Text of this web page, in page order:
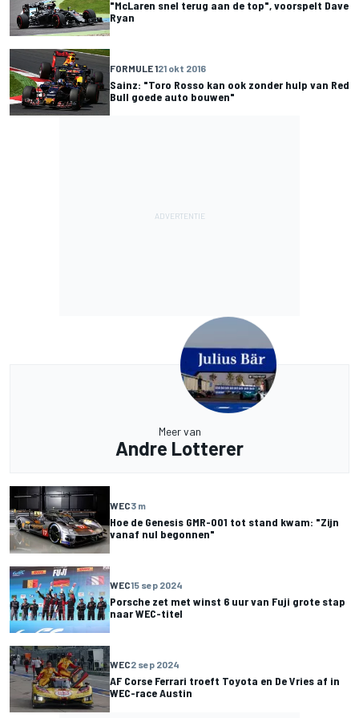
"McLaren snel terug aan de top", voorspelt Dave
Ryan
FORMULE 121 okt 2016
Sainz: "Toro Rosso kan ook zonder hulp van Red
Bull goede auto bouwen"
Meer van
Andre Lotterer
WEC3 m
Hoe de Genesis GMR-001 tot stand kwam: "Zijn
vanaf nul begonnen"
WEC15 sep 2024
Porsche zet met winst 6 uur van Fuji grote stap
naar WEC-titel
WEC2 sep 2024
AF Corse Ferrari troeft Toyota en De Vries af in
WEC-race Austin